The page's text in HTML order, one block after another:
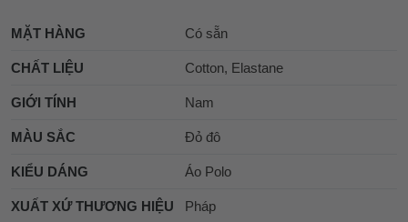
MẶT HÀNG Có sẵn
CHẤT LIỆU Cotton, Elastane
GIỚI TÍNH Nam
MÀU SẮC Đỏ đô
KIỂU DÁNG Áo Polo
XUẤT XỨ THƯƠNG HIỆU Pháp